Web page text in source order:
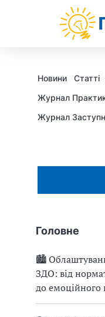
Новини Статті
Журнал
Журнал
Головне
🏙
ЗДО: від
до